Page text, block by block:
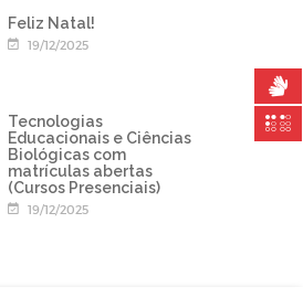
Feliz Natal!
19/12/2025
Tecnologias
Educacionais e Ciências
Biológicas com
matrículas abertas
(Cursos Presenciais)
19/12/2025